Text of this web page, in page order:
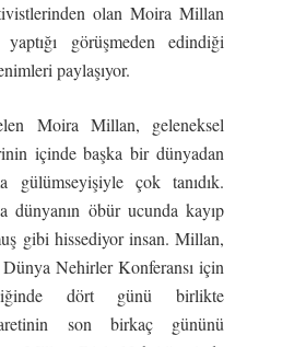
olan Moira Millan
görüşmeden edindiği
paylaşıyor.
Moira Millan, geleneksel
içinde başka bir dünyadan
gülümseyişiyle çok tanıdık.
dünyanın öbür ucunda kayıp
gibi hissediyor insan. Millan,
Dünya Nehirler Konferansı için
dört günü birlikte
son birkaç gününü